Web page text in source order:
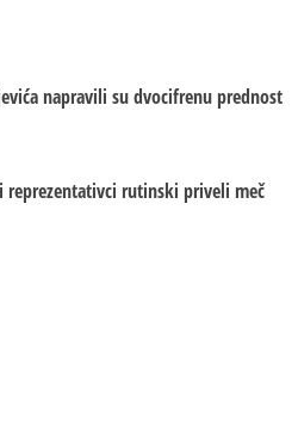
napravili su dvocifrenu prednost
reprezentativci rutinski priveli meč